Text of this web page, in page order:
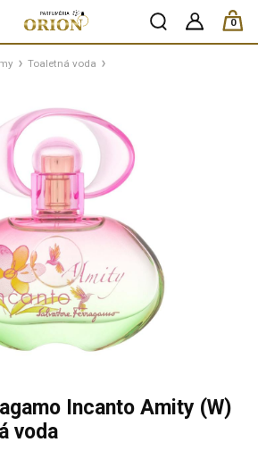
0
ks /
Toaletná voda
Incanto Amity (W)
voda